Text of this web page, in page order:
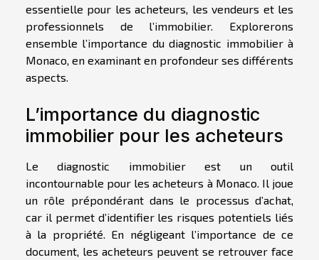
essentielle pour les acheteurs, les vendeurs et les
professionnels de l’immobilier. Explorerons
ensemble l’importance du diagnostic immobilier à
Monaco, en examinant en profondeur ses différents
aspects.
L’importance du diagnostic
immobilier pour les acheteurs
Le diagnostic immobilier est un outil
incontournable pour les acheteurs à Monaco. Il joue
un rôle prépondérant dans le processus d’achat,
car il permet d’identifier les risques potentiels liés
à la propriété. En négligeant l’importance de ce
document, les acheteurs peuvent se retrouver face